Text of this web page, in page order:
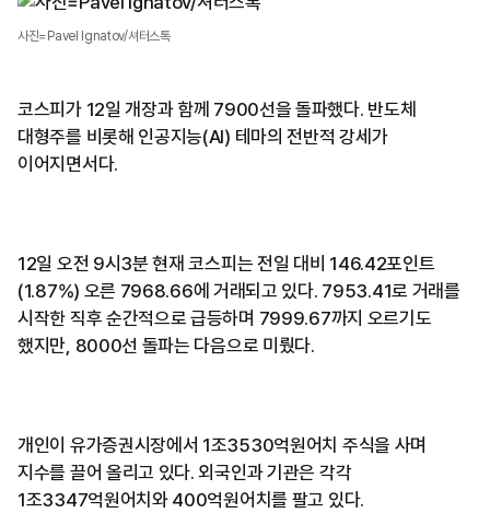
사진=Pavel Ignatov/셔터스톡
코스피가 12일 개장과 함께 7900선을 돌파했다. 반도체
대형주를 비롯해 인공지능(AI) 테마의 전반적 강세가
이어지면서다.
12일 오전 9시3분 현재 코스피는 전일 대비 146.42포인트
(1.87%) 오른 7968.66에 거래되고 있다. 7953.41로 거래를
시작한 직후 순간적으로 급등하며 7999.67까지 오르기도
했지만, 8000선 돌파는 다음으로 미뤘다.
개인이 유가증권시장에서 1조3530억원어치 주식을 사며
지수를 끌어 올리고 있다. 외국인과 기관은 각각
1조3347억원어치와 400억원어치를 팔고 있다.